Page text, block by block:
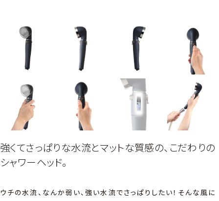
強くてさっぱりな水流とマットな質感の、こだわりの
シャワーヘッド。
ウチの水流、なんか弱い、強い水流でさっぱりしたい！そんな風に